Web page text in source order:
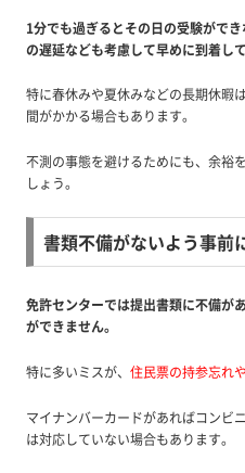
1分でも過ぎるとその日の受験がで
の遅延なども考慮して早めに到着し
特に春休みや夏休みなどの長期休暇
間がかかる場合もあります。
不測の事態を避けるためにも、余裕
しょう。
書類不備がないよう事前
免許センターでは提出書類に不備が
ができません。
特に多いミスが、 住民票の持参忘れ
マイナンバーカードがあればコンビ
は対応していない場合もあります。